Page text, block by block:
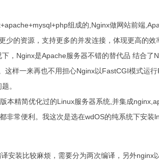
组成的,Nginx做网站前端
少的资源，支持更多的并发连接，体现更高的
，Nginx是Apache服务器不错的替代品 结合了
这样一来再也不用担心Nginx以FastCGI模式运
。
精简优化过的Linux服务器系统,并集成
非常便利。我这次是选在wdOS的纯系统下安装
装比较麻烦，需要分为两次编译，另外nginx